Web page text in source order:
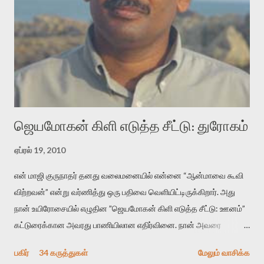
மென்வெளிச்சத்தில் நுண்பேசியின் படக்கருவியை இயக்கி சாத்தி
வைத்து விட்டு இயக்கத்தை அறிவோம். அறிதல் அபச்சாரமில்லை.
பயணப் படிமம் என்பது காக்னிடிவ் பொயடிக்ஸ் எனும் சமகால
விமர்சனத்தின் ஒரு முக்கிய கருவி. இக்கருவியை மனுஷ்யபுத்திரனின்
“காலை வணக்கங்கள்” எனும் ஒரு கவிதையில் சொருகப் போகிறோம்.
முதலில் கருவியை பழகுவோம். அன்றாட மொழியில் ஒன்று ம...
ஜெயமோகன் கிளி எடுத்த சீட்டு: துரோகம்
ஏப்ரல் 19, 2010
என் மாஜி குருநாதர் தனது வலைமனையில் என்னை “ஆன்மாவை கூவி
விற்றவன்” என்று வர்ணித்து ஒரு பதிவை வெளியிட்டிருக்கிறார். அது
நான் உயிரோசையில் எழுதின ”ஜெயமோகன் கிளி எடுத்த சீட்டு: ஊனம்”
கட்டுரைக்கான அவரது பாணியிலான எதிர்வினை. நான் அவரை
பதிவை படித்த நண்பர்கள் பலரும் அவருக்காக இரக்கப்பட்டார்கள்.
பகிர் 34 கருத்துகள் மேலும் வாசிக்க